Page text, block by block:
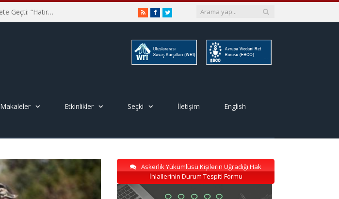
Hiroşima’nın 81. Yılında İtalyan Savaş Karşıtları Harekete Geçti: “Hatırlamak yeterli değil” RSSFacebookTwitter
Makaleler Etkinlikler Seçki İletişim English
Askerlik Yükümlüsü Kişilerin Uğradığı Hak
İhlallerinin Durum Tespiti Formu